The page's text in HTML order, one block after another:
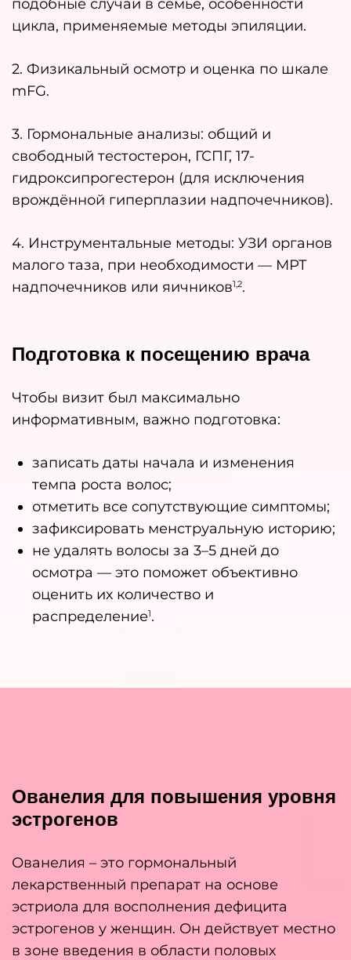
подобные случаи в семье, особенности
цикла, применяемые методы эпиляции.
2. Физикальный осмотр и оценка по шкале
mFG.
3. Гормональные анализы: общий и
свободный тестостерон, ГСПГ, 17-
гидроксипрогестерон (для исключения
врождённой гиперплазии надпочечников).
4. Инструментальные методы: УЗИ органов
малого таза, при необходимости — МРТ
надпочечников или яичников1,2.
Подготовка к посещению врача
Чтобы визит был максимально
информативным, важно подготовка:
записать даты начала и изменения
темпа роста волос;
отметить все сопутствующие симптомы;
зафиксировать менструальную историю;
не удалять волосы за 3–5 дней до
осмотра — это поможет объективно
оценить их количество и
распределение1.
Ованелия для повышения уровня
эстрогенов
Ованелия – это гормональный
лекарственный препарат на основе
эстриола для восполнения дефицита
эстрогенов у женщин. Он действует местно
в зоне введения в области половых